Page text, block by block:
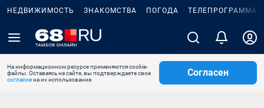
НЕДВИЖИМОСТЬ ЗНАКОМСТВА ПОГОДА ТЕЛЕПРОГРАММА
На информационном ресурсе применяются cookie-
файлы. Оставаясь на сайте, вы подтверждаете свое
согласиена их использование.
Согласен